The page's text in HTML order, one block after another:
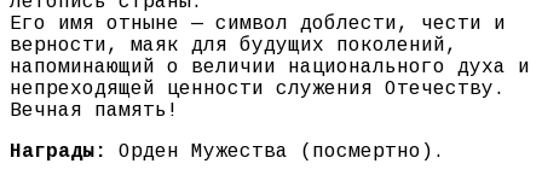
Его имя отныне — символ доблести, чести и
верности, маяк для будущих поколений,
напоминающий о величии национального духа и
непреходящей ценности служения Отечеству.
Вечная память!
Награды:
Орден Мужества (посмертно).